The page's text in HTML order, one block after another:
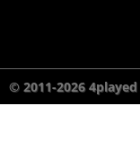
© 2011-2026 4played